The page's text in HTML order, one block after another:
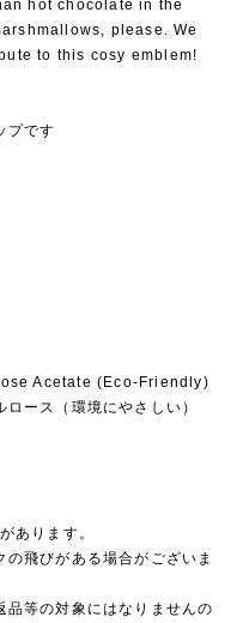
hot chocolate in the
please. We
to this cosy emblem!
プです
Acetate (Eco-Friendly)
ース（環境にやさしい）
あります。
飛びがある場合がございま
品等の対象にはなりませんの